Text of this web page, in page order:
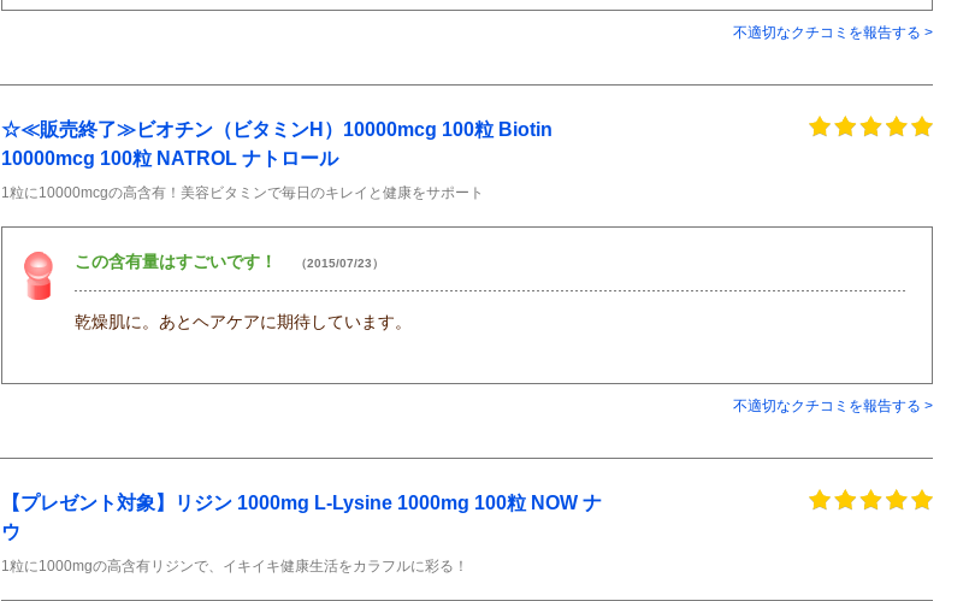
不適切なクチコミを報告する >
☆≪販売終了≫ビオチン（ビタミンH）10000mcg 100粒 Biotin
10000mcg 100粒 NATROL ナトロール
1粒に10000mcgの高含有！美容ビタミンで毎日のキレイと健康をサポート
この含有量はすごいです！ （2015/07/23）
乾燥肌に。あとヘアケアに期待しています。
不適切なクチコミを報告する >
【プレゼント対象】リジン 1000mg L-Lysine 1000mg 100粒 NOW ナ
ウ
1粒に1000mgの高含有リジンで、イキイキ健康生活をカラフルに彩る！